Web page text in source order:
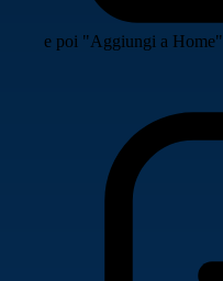
e poi "Aggiungi a Home"